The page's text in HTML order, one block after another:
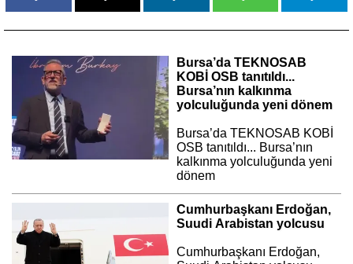
Bursa’da TEKNOSAB
KOBİ OSB tanıtıldı...
Bursa’nın kalkınma
yolculuğunda yeni dönem
Bursa’da TEKNOSAB KOBİ
OSB tanıtıldı... Bursa’nın
kalkınma yolculuğunda yeni
dönem
Cumhurbaşkanı Erdoğan,
Suudi Arabistan yolcusu
Cumhurbaşkanı Erdoğan,